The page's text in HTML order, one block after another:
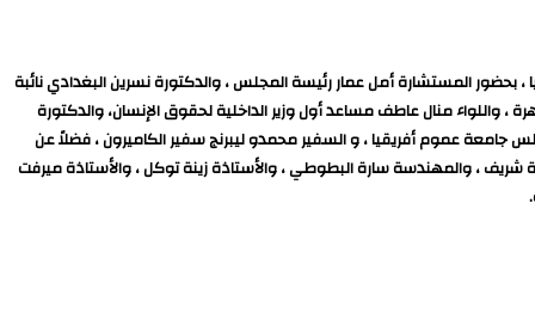
، بحضور المستشارة أمل عمار رئيسة المجلس ، والدكتورة نسرين البغدادي نائبة
، واللواء منال عاطف مساعد أول وزير الداخلية لحقوق الإنسان، والدكتورة
جامعة عموم أفريقيا ، و السفير محمدو ليبرنج سفير الكاميرون ، فضلاً عن
، والمهندسة سارة البطوطي ، والأستاذة زينة توكل ، والأستاذة ميرفت